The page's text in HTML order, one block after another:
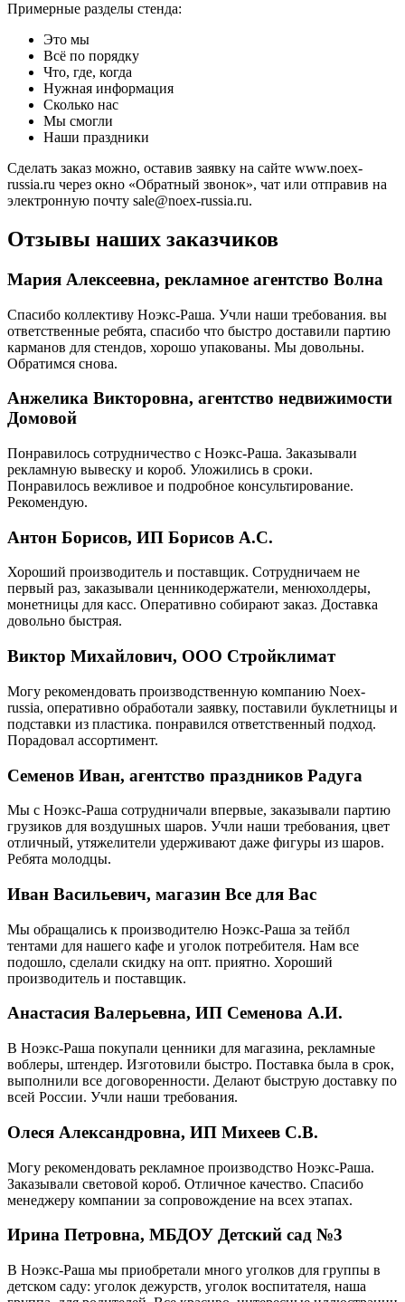
Примерные разделы стенда:
Это мы
Всё по порядку
Что, где, когда
Нужная информация
Сколько нас
Мы смогли
Наши праздники
Сделать заказ можно, оставив заявку на сайте www.noex-
russia.ru через окно «Обратный звонок», чат или отправив на
электронную почту sale@noex-russia.ru.
Отзывы наших заказчиков
Мария Алексеевна, рекламное агентство Волна
Спасибо коллективу Ноэкс-Раша. Учли наши требования. вы
ответственные ребята, спасибо что быстро доставили партию
карманов для стендов, хорошо упакованы. Мы довольны.
Обратимся снова.
Анжелика Викторовна, агентство недвижимости
Домовой
Понравилось сотрудничество с Ноэкс-Раша. Заказывали
рекламную вывеску и короб. Уложились в сроки.
Понравилось вежливое и подробное консультирование.
Рекомендую.
Антон Борисов, ИП Борисов А.С.
Хороший производитель и поставщик. Сотрудничаем не
первый раз, заказывали ценникодержатели, менюхолдеры,
монетницы для касс. Оперативно собирают заказ. Доставка
довольно быстрая.
Виктор Михайлович, ООО Стройклимат
Могу рекомендовать производственную компанию Noex-
russia, оперативно обработали заявку, поставили буклетницы и
подставки из пластика. понравился ответственный подход.
Порадовал ассортимент.
Семенов Иван, агентство праздников Радуга
Мы с Ноэкс-Раша сотрудничали впервые, заказывали партию
грузиков для воздушных шаров. Учли наши требования, цвет
отличный, утяжелители удерживают даже фигуры из шаров.
Ребята молодцы.
Иван Васильевич, магазин Все для Вас
Мы обращались к производителю Ноэкс-Раша за тейбл
тентами для нашего кафе и уголок потребителя. Нам все
подошло, сделали скидку на опт. приятно. Хороший
производитель и поставщик.
Анастасия Валерьевна, ИП Семенова А.И.
В Ноэкс-Раша покупали ценники для магазина, рекламные
воблеры, штендер. Изготовили быстро. Поставка была в срок,
выполнили все договоренности. Делают быструю доставку по
всей России. Учли наши требования.
Олеся Александровна, ИП Михеев С.В.
Могу рекомендовать рекламное производство Ноэкс-Раша.
Заказывали световой короб. Отличное качество. Спасибо
менеджеру компании за сопровождение на всех этапах.
Ирина Петровна, МБДОУ Детский сад №3
В Ноэкс-Раша мы приобретали много уголков для группы в
детском саду: уголок дежурств, уголок воспитателя, наша